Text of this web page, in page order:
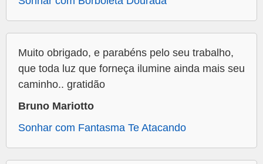
Muito obrigado, e parabéns pelo seu trabalho,
que toda luz que forneça ilumine ainda mais seu
caminho.. gratidão
Bruno Mariotto
Sonhar com Fantasma Te Atacando